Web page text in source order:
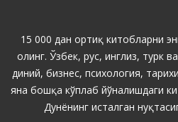
15 000 дан ортиқ китобларни
олинг. Ўзбек, рус, инглиз, турк
диний, бизнес, психология,
яна бошқа кўплаб йўналишдаги
Дунёнинг исталган